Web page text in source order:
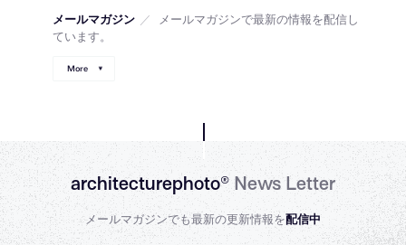
メールマガジン ／
メールマガジンで最新の情報を配信し
ています。
More
architecturephoto®News Letter
メールマガジンでも最新の更新情報を配信中